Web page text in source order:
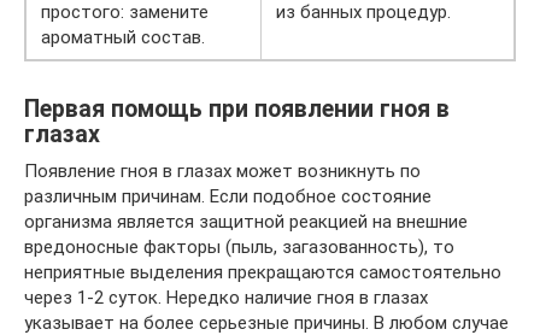
простого: замените
ароматный состав.
из банных процедур.
Первая помощь при появлении гноя в
глазах
Появление гноя в глазах может возникнуть по
различным причинам. Если подобное состояние
организма является защитной реакцией на внешние
вредоносные факторы (пыль, загазованность), то
неприятные выделения прекращаются самостоятельно
через 1-2 суток. Нередко наличие гноя в глазах
указывает на более серьезные причины. В любом случае